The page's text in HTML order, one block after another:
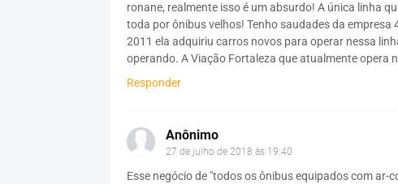
ronane, realmente isso é um absurdo! A única linha
toda por ônibus velhos! Tenho saudades da
2011 ela adquiriu carros novos para operar nessa
operando. A Viação Fortaleza que atualmente opera
Responder
Anônimo
27 de julho de 2018 às 19:40
Esse negócio de "todos os ônibus equipados com